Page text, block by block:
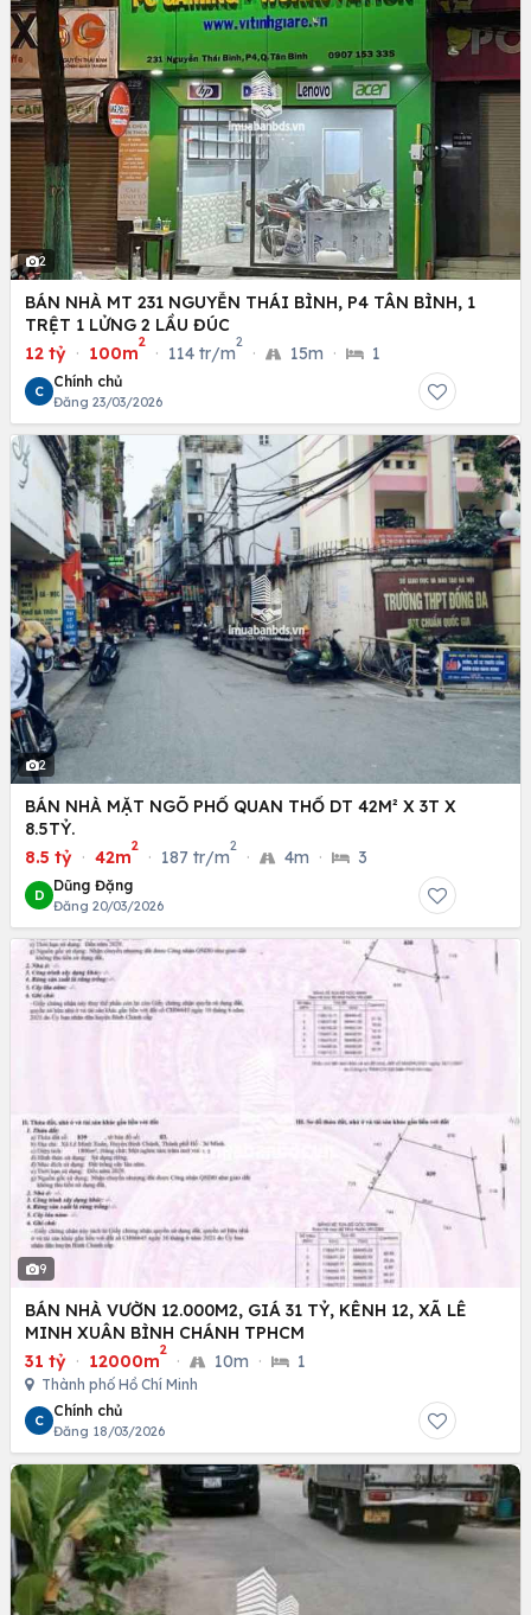
2
BÁN NHÀ MT 231 NGUYỄN THÁI BÌNH, P4 TÂN BÌNH, 1
TRỆT 1 LỬNG 2 LẦU ĐÚC
12 tỷ · 100m
2
· 114 tr/m
2
· 15m · 1
C
Chính chủ
Đăng 23/03/2026
2
BÁN NHÀ MẶT NGÕ PHỐ QUAN THỔ DT 42M² X 3T X
8.5TỶ.
8.5 tỷ · 42m
2
· 187 tr/m
2
· 4m · 3
D
Dũng Đặng
Đăng 20/03/2026
9
BÁN NHÀ VƯỜN 12.000M2, GIÁ 31 TỶ, KÊNH 12, XÃ LÊ
MINH XUÂN BÌNH CHÁNH TPHCM
31 tỷ · 12000m
2
· 10m · 1
Thành phố Hồ Chí Minh
C
Chính chủ
Đăng 18/03/2026